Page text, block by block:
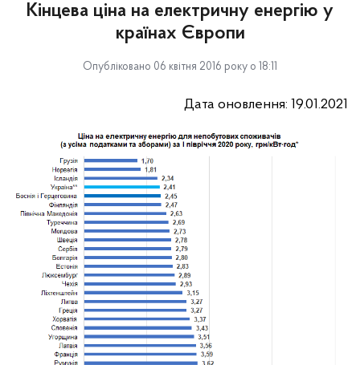
Кінцева ціна на електричну енергію у
країнах Європи
Опубліковано 06 квітня 2016 року о 18:11
Дата оновлення: 19.01.2021